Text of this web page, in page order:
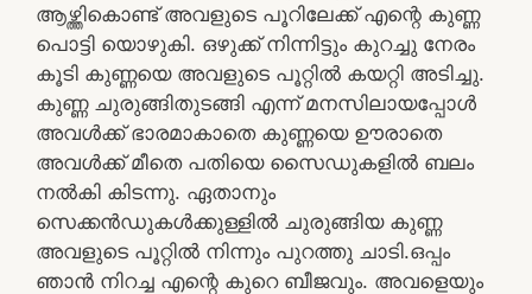
ആഴ്ത്തികൊണ്ട് അവളുടെ പൂറിലേക്ക് എന്റെ കുണ്ണ
പൊട്ടി യൊഴുകി. ഒഴുക്ക് നിന്നിട്ടും കുറച്ചു നേരം
കൂടി കുണ്ണയെ അവളുടെ പൂറ്റിൽ കയറ്റി അടിച്ചു.
കുണ്ണ ചുരുങ്ങിതുടങ്ങി എന്ന് മനസിലായപ്പോൾ
അവൾക്ക് ഭാരമാകാതെ കുണ്ണയെ ഊരാതെ
അവൾക്ക് മീതെ പതിയെ സൈഡുകളിൽ ബലം
നൽകി കിടന്നു. ഏതാനും
സെക്കൻഡുകൾക്കുള്ളിൽ ചുരുങ്ങിയ കുണ്ണ
അവളുടെ പൂറ്റിൽ നിന്നും പുറത്തു ചാടി.ഒപ്പം
ഞാൻ നിറച്ച എന്റെ കുറെ ബീജവും. അവളെയും